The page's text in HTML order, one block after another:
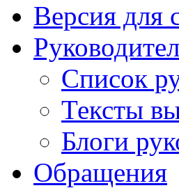
Версия для
Список
Тексты
Блоги
Обращения